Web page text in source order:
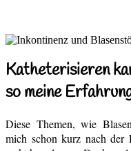
Katheterisieren
so meine
Diese Themen, wie
mich schon kurz nach